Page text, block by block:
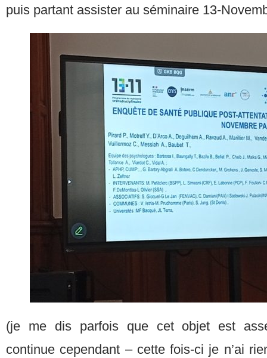
puis partant assister au séminaire 13-
(je me dis parfois que cet objet est
continue cependant – cette fois-ci je n’ai